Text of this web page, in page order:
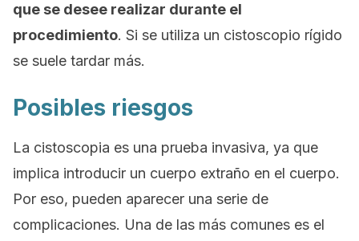
que se desee realizar durante el
procedimiento. Si se utiliza un cistoscopio rígido
se suele tardar más.
Posibles riesgos
La cistoscopia es una prueba invasiva, ya que
implica introducir un cuerpo extraño en el cuerpo.
Por eso, pueden aparecer una serie de
complicaciones. Una de las más comunes es el